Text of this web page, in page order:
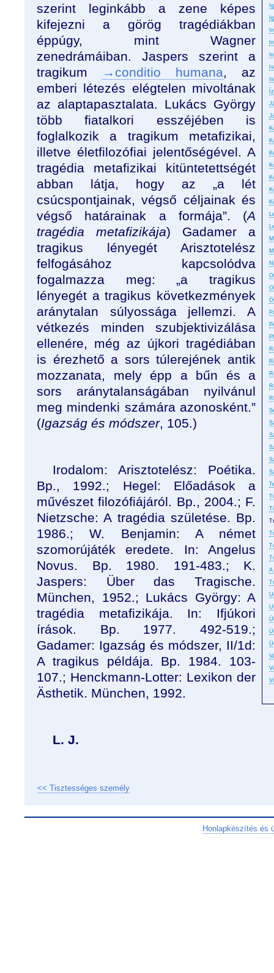
A
szerint leginkább a zene képes
kifejezni a görög tragédiákban
éppúgy, mint Wagner
zenedrámáiban. Jaspers szerint a
tragikum
→conditio humana, az
emberi létezés elégtelen mivoltának
az alaptapasztalata. Lukács György
több fiatalkori esszéjében is
foglalkozik a tragikum metafizikai,
illetve életfilozófiai jelentőségével. A
tragédia metafizikai kitüntetettségét
abban látja, hogy az „a lét
csúcspontjainak, végső céljainak és
végső határainak a formája”. (A
tragédia metafizikája) Gadamer a
tragikus lényegét Arisztotelész
felfogásához kapcsolódva
fogalmazza meg: „a tragikus
lényegét a tragikus következmények
aránytalan súlyossága jellemzi. A
vétkezés minden szubjektivizálása
ellenére, még az újkori tragédiában
is érezhető a sors túlerejének antik
mozzanata, mely épp a bűn és a
sors aránytalanságában nyilvánul
meg mindenki számára azonosként.”
(Igazság és módszer, 105.)
Irodalom: Arisztotelész: Poétika.
Bp., 1992.; Hegel: Előadások a
művészet filozófiájáról. Bp., 2004.; F.
Nietzsche: A tragédia születése. Bp.
1986.; W. Benjamin: A német
szomorújáték eredete. In: Angelus
Novus. Bp. 1980. 191-483.; K.
Jaspers: Über das Tragische.
München, 1952.; Lukács György: A
tragédia metafizikája. In: Ifjúkori
írások. Bp. 1977. 492-519.;
Gadamer: Igazság és módszer, II/1d:
A tragikus példája. Bp. 1984. 103-
107.; Henckmann-Lotter: Lexikon der
Ästhetik. München, 1992.
L. J.
<< Tisztességes személy
Honlapkészítés és